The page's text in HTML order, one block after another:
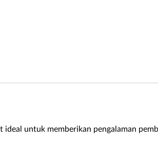
untuk memberikan pengalaman